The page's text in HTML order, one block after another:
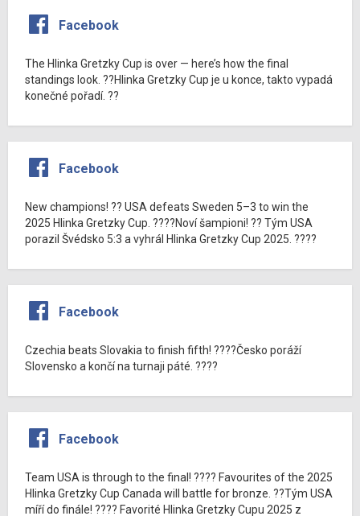
Facebook
The Hlinka Gretzky Cup is over — here’s how the final
standings look. ??Hlinka Gretzky Cup je u konce, takto vypadá
konečné pořadí. ??
Facebook
New champions! ?? USA defeats Sweden 5–3 to win the
2025 Hlinka Gretzky Cup. ????Noví šampioni! ?? Tým USA
porazil Švédsko 5:3 a vyhrál Hlinka Gretzky Cup 2025. ????
Facebook
Czechia beats Slovakia to finish fifth! ????Česko poráží
Slovensko a končí na turnaji páté. ????
Facebook
Team USA is through to the final! ???? Favourites of the 2025
Hlinka Gretzky Cup Canada will battle for bronze. ??Tým USA
míří do finále! ???? Favorité Hlinka Gretzky Cupu 2025 z